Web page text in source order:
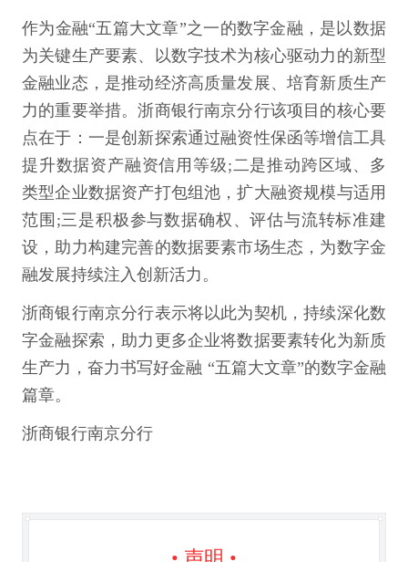
作为金融“五篇大文章”之一的数字金融，是以数据
为关键生产要素、以数字技术为核心驱动力的新型
金融业态，是推动经济高质量发展、培育新质生产
力的重要举措。浙商银行南京分行该项目的核心要
点在于：一是创新探索通过融资性保函等增信工具
提升数据资产融资信用等级;二是推动跨区域、多
类型企业数据资产打包组池，扩大融资规模与适用
范围;三是积极参与数据确权、评估与流转标准建
设，助力构建完善的数据要素市场生态，为数字金
融发展持续注入创新活力。
浙商银行南京分行表示将以此为契机，持续深化数
字金融探索，助力更多企业将数据要素转化为新质
生产力，奋力书写好金融 “五篇大文章”的数字金融
篇章。
浙商银行南京分行